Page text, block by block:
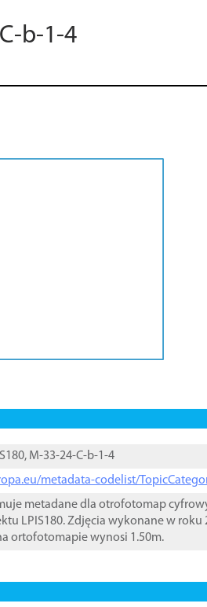
b-1-4
M-33-24-C-b-1-4
metadata-codelist/
metadane dla otrofotomap
LPIS180. Zdjęcia wykonane w roku
ortofotomapie wynosi 1.50m.